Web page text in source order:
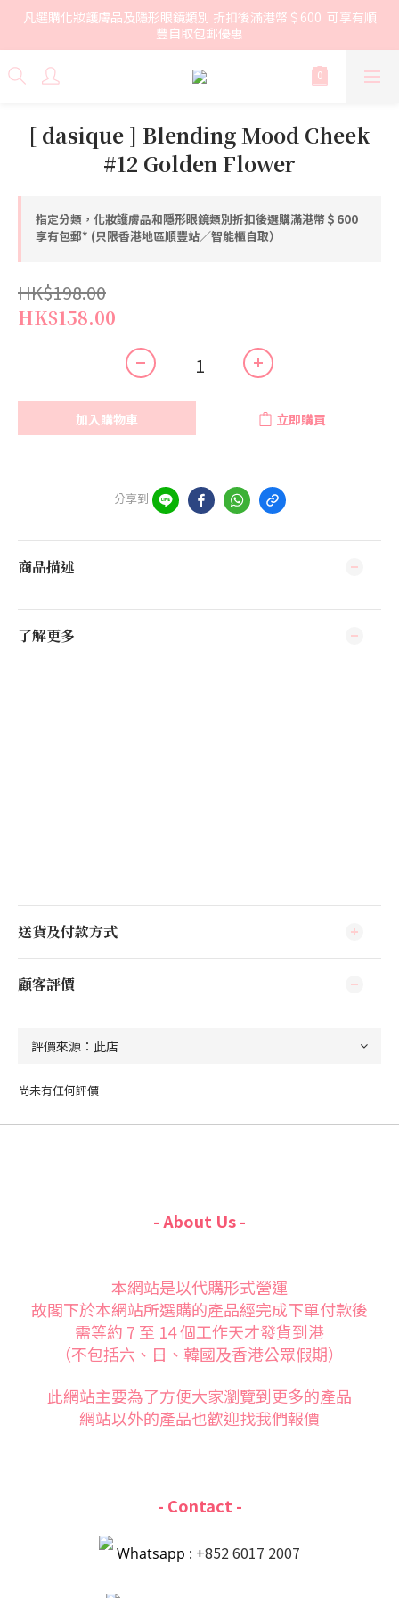
凡選購化妝護膚品及隱形眼鏡類別 折扣後滿港幣＄600  可享有順
豐自取包郵優惠
[ dasique ] Blending Mood Cheek
#12 Golden Flower
指定分類，化妝護膚品和隱形眼鏡類別折扣後選購滿港幣＄600
享有包郵* (只限香港地區順豐站／智能櫃自取）
HK$198.00
HK$158.00
加入購物車 立即購買
分享到
商品描述
了解更多
送貨及付款方式
顧客評價
尚未有任何評價
- About Us -
本網站是以代購形式營運
故閣下於本網站所選購的產品經完成下單付款後
需等約 7 至 14 個工作天才發貨到港
（不包括六、日、韓國及香港公眾假期）
此網站主要為了方便大家瀏覽到更多的產品
網站以外的產品也歡迎找我們報價
- Contact -
Whatsapp : +852 6017 2007